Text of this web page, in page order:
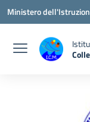
Vai ai contenuti
Vai al menu di
Vai al footer
Ministero